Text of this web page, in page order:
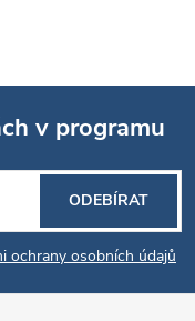
v programu
ochrany osobních údajů
ODEBÍRAT